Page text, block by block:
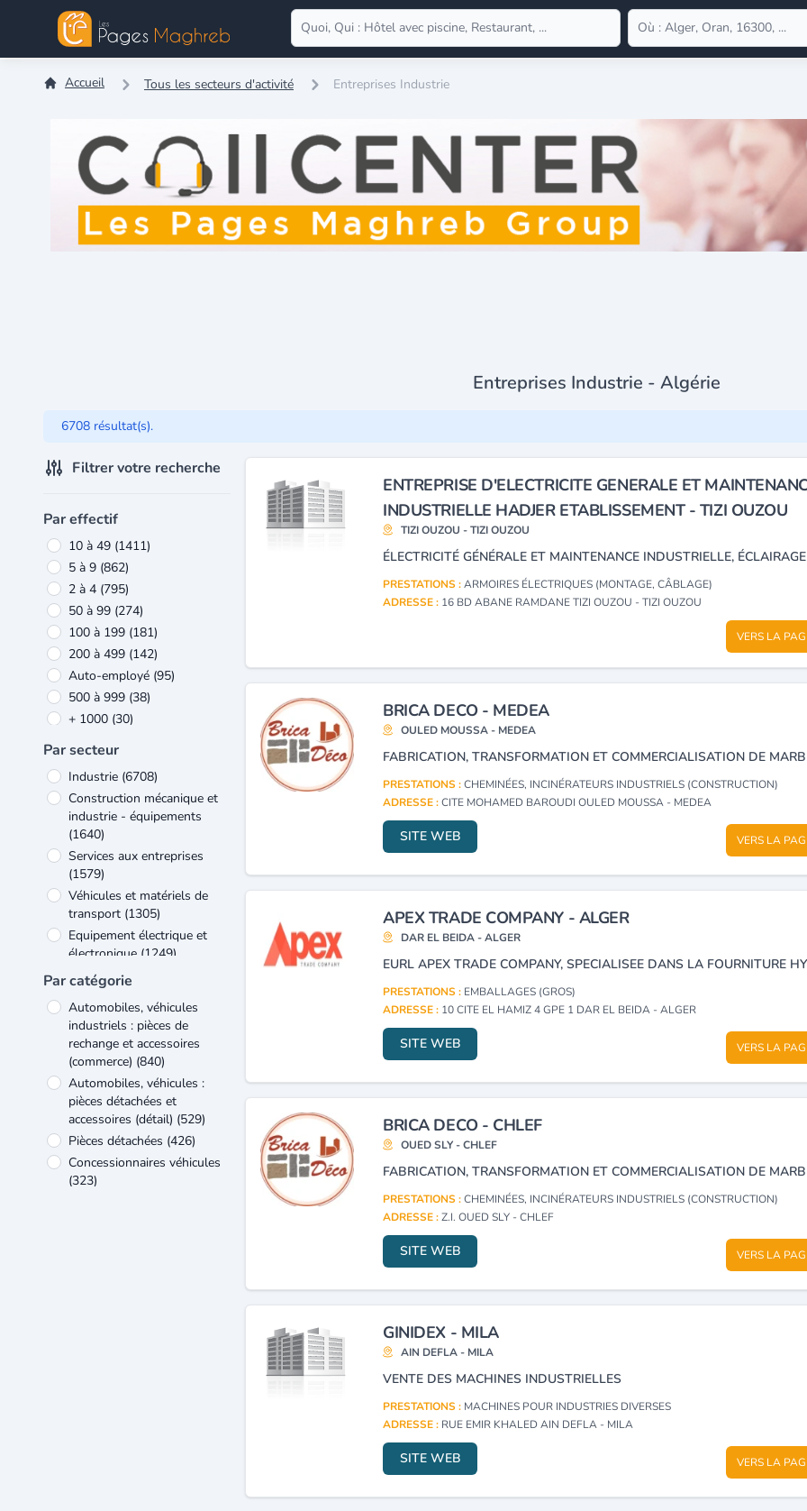
Accueil Tous les secteurs d'activité Entreprises Industrie
Entreprises Industrie - Algérie
6708 résultat(s).
Filtrer votre recherche
Par effectif
10 à 49 (1411)
5 à 9 (862)
2 à 4 (795)
50 à 99 (274)
100 à 199 (181)
200 à 499 (142)
Auto-employé (95)
500 à 999 (38)
+ 1000 (30)
Par secteur
Industrie (6708)
Construction mécanique et
industrie - équipements
(1640)
Services aux entreprises
(1579)
Véhicules et matériels de
transport (1305)
Equipement électrique et
électronique (1249)
Bâtiment et travaux publics
(1130)
Verre et matériaux de
construction(866)
Commerce (745)
Métallurgie et travail des
métaux(489)
Autres(454)
Par catégorie
Automobiles, véhicules
industriels : pièces de
rechange et accessoires
(commerce) (840)
Automobiles, véhicules :
pièces détachées et
accessoires (détail) (529)
Pièces détachées (426)
Concessionnaires véhicules
(323)
ENTREPRISE D'ELECTRICITE GENERALE ET
INDUSTRIELLE HADJER ETABLISSEMENT - TIZI OUZOU
TIZI OUZOU - TIZI OUZOU
PRESTATIONS :ARMOIRES ÉLECTRIQUES (MONTAGE, CÂBLAGE)
ADRESSE : 16 BD ABANE RAMDANE TIZI OUZOU - TIZI OUZOU
VERS LA
BRICA DECO - MEDEA
OULED MOUSSA - MEDEA
PRESTATIONS :CHEMINÉES, INCINÉRATEURS INDUSTRIELS (CONSTRUCTION)
ADRESSE :CITE MOHAMED BAROUDI OULED MOUSSA - MEDEA
SITE WEB VERS LA
APEX TRADE COMPANY - ALGER
DAR EL BEIDA - ALGER
PRESTATIONS : EMBALLAGES (GROS)
ADRESSE : 10 CITE EL HAMIZ 4 GPE 1 DAR EL BEIDA - ALGER
SITE WEB VERS LA
BRICA DECO - CHLEF
OUED SLY - CHLEF
PRESTATIONS :CHEMINÉES, INCINÉRATEURS INDUSTRIELS (CONSTRUCTION)
ADRESSE :Z.I. OUED SLY - CHLEF
SITE WEB VERS LA
GINIDEX - MILA
AIN DEFLA - MILA
VENTE DES MACHINES INDUSTRIELLES
PRESTATIONS : MACHINES POUR INDUSTRIES DIVERSES
ADRESSE : RUE EMIR KHALED AIN DEFLA - MILA
SITE WEB VERS LA